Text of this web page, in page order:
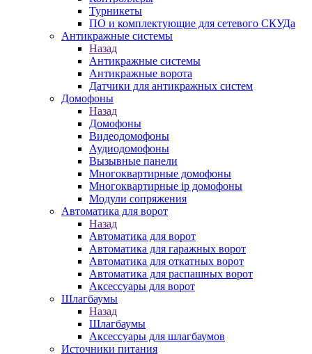
Турникеты
ПО и комплектующие для сетевого СКУДа
Антикражные системы
Назад
Антикражные системы
Антикражные ворота
Датчики для антикражных систем
Домофоны
Назад
Домофоны
Видеодомофоны
Аудиодомофоны
Вызывные панели
Многоквартирные домофоны
Многоквартирные ip домофоны
Модули сопряжения
Автоматика для ворот
Назад
Автоматика для ворот
Автоматика для гаражных ворот
Автоматика для откатных ворот
Автоматика для распашных ворот
Аксессуары для ворот
Шлагбаумы
Назад
Шлагбаумы
Аксессуары для шлагбаумов
Источники питания